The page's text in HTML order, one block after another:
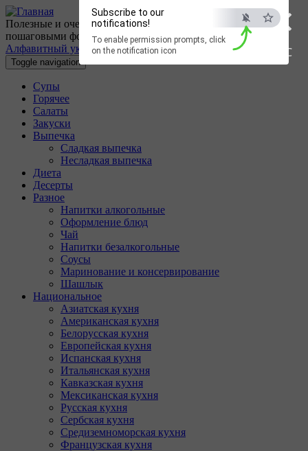
×
ESC
Subscribe to our
notifications!
To enable permission prompts, click
on the notification icon
Перейти к основному содержанию
Полезные и очень вкусные кулинарные рецепты с
пошаговыми фотографиями.
Алфавитный указатель
Toggle navigation
Супы
Горячее
Салаты
Закуски
Выпечка
Сладкая выпечка
Несладкая выпечка
Диета
Десерты
Разное
Напитки алкогольные
Оформление блюд
Чай
Напитки безалкогольные
Соусы
Маринование и консервирование
Шашлык
Национальное
Азиатская кухня
Американская кухня
Белорусская кухня
Европейская кухня
Испанская кухня
Итальянская кухня
Кавказская кухня
Мексиканская кухня
Русская кухня
Сербская кухня
Средиземноморская кухня
Французская кухня